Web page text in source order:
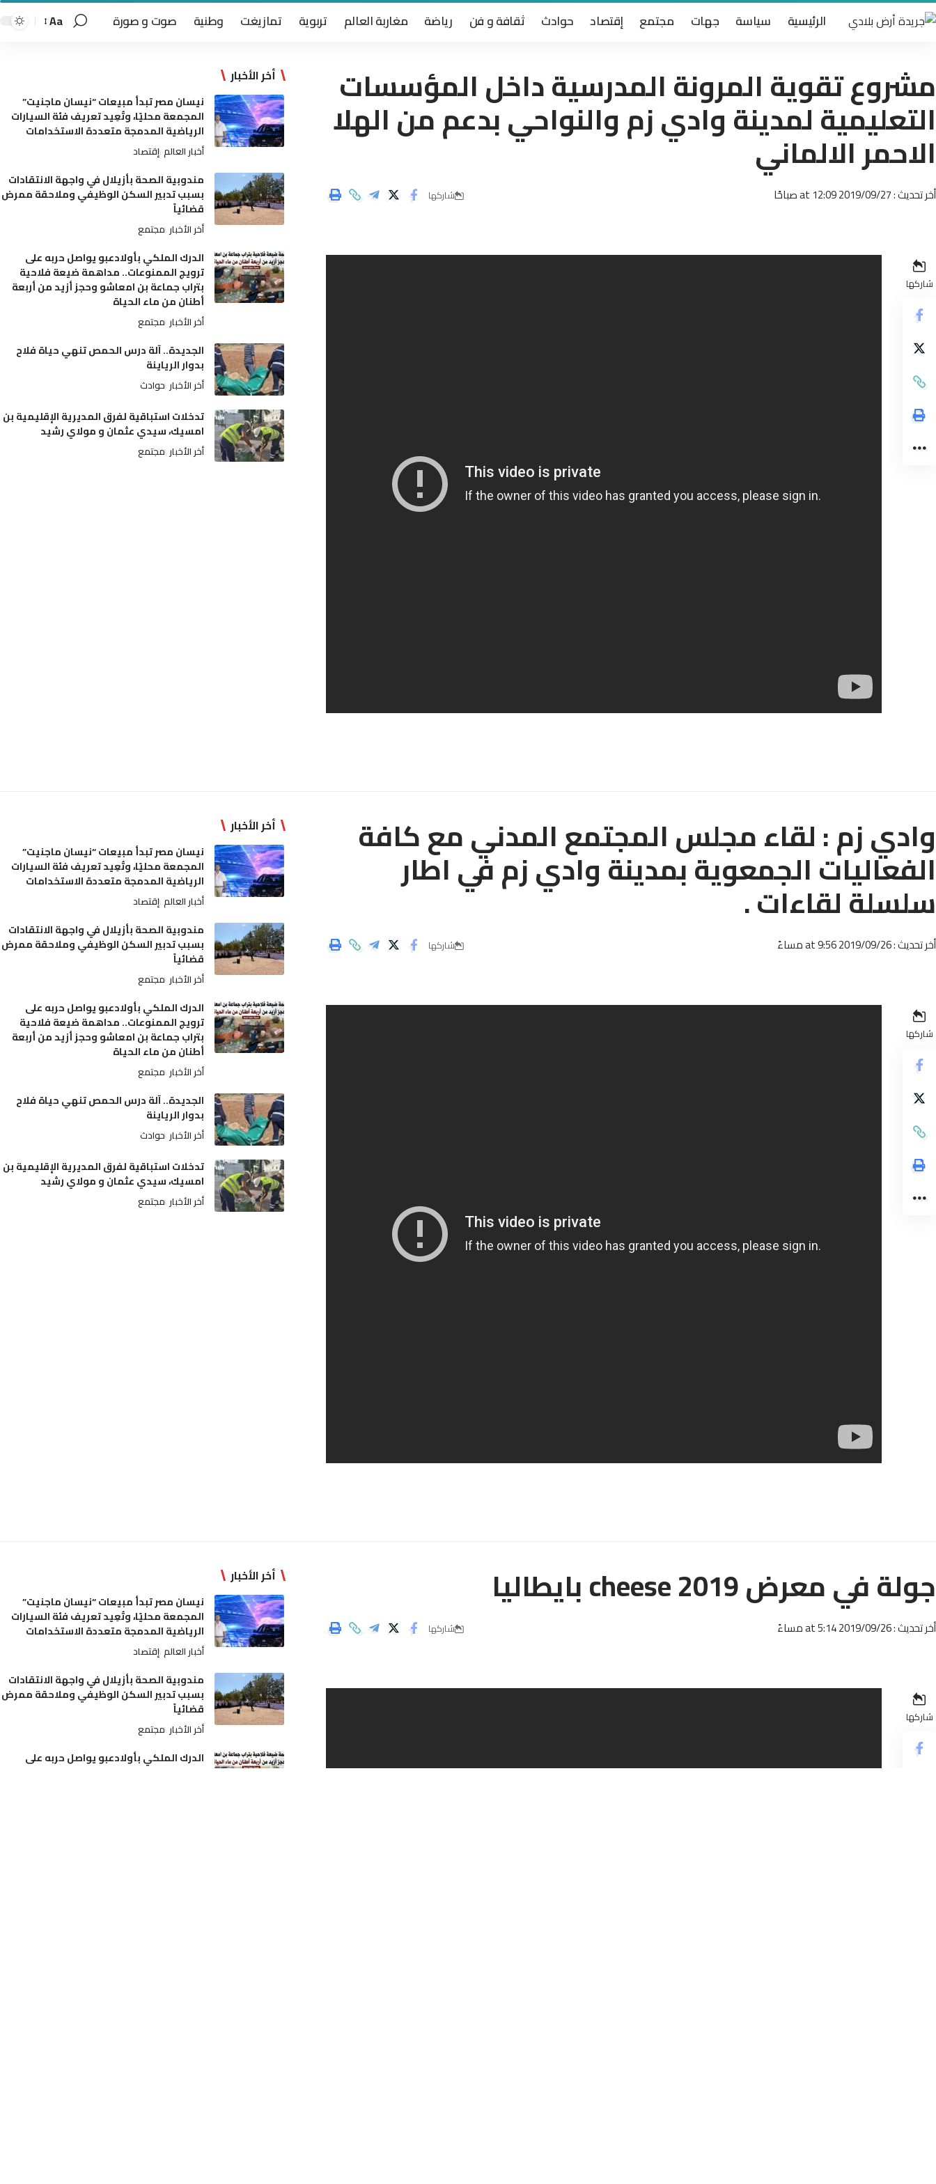
الرئيسية سياسة جهات مجتمع إقتصاد حوادث ثقافة و فن رياضة مغاربة العالم تربوية تمازيغت وطنية صوت و صورة Aa
مشروع تقوية المرونة المدرسية داخل المؤسسات
التعليمية لمدينة وادي زم والنواحي بدعم من الهلا
الاحمر الالماني
أخر تحديث : 2019/09/27 at 12:09 صباحًا شاركها
شاركها
أخر الأخبار
نيسان مصر تبدأ مبيعات “نيسان ماجنيت”
المجمعة محليًا، وتُعِيد تعريف فئة السيارات
الرياضية المدمجة متعددة الاستخدامات
أخبار العالم إقتصاد
مندوبية الصحة بأزيلال في واجهة الانتقادات
بسبب تدبير السكن الوظيفي وملاحقة ممرض
قضائياً
أخر الأخبار مجتمع
الدرك الملكي بأولادعبو يواصل حربه على
ترويج الممنوعات.. مداهمة ضيعة فلاحية
بتراب جماعة بن امعاشو وحجز أزيد من أربعة
أطنان من ماء الحياة
أخر الأخبار مجتمع
الجديدة.. آلة درس الحمص تنهي حياة فلاح
بدوار الرياينة
أخر الأخبار حوادث
تدخلات استباقية لفرق المديرية الإقليمية بن
امسيك، سيدي عثمان و مولاي رشيد
أخر الأخبار مجتمع
وادي زم : لقاء مجلس المجتمع المدني مع كافة
الفعاليات الجمعوية بمدينة وادي زم في اطار
سلسلة لقاءات .
أخر تحديث : 2019/09/26 at 9:56 مساءً شاركها
شاركها
أخر الأخبار
نيسان مصر تبدأ مبيعات “نيسان ماجنيت”
المجمعة محليًا، وتُعِيد تعريف فئة السيارات
الرياضية المدمجة متعددة الاستخدامات
أخبار العالم إقتصاد
مندوبية الصحة بأزيلال في واجهة الانتقادات
بسبب تدبير السكن الوظيفي وملاحقة ممرض
قضائياً
أخر الأخبار مجتمع
الدرك الملكي بأولادعبو يواصل حربه على
ترويج الممنوعات.. مداهمة ضيعة فلاحية
بتراب جماعة بن امعاشو وحجز أزيد من أربعة
أطنان من ماء الحياة
أخر الأخبار مجتمع
الجديدة.. آلة درس الحمص تنهي حياة فلاح
بدوار الرياينة
أخر الأخبار حوادث
تدخلات استباقية لفرق المديرية الإقليمية بن
امسيك، سيدي عثمان و مولاي رشيد
أخر الأخبار مجتمع
جولة في معرض 2019 cheese بايطاليا
أخر تحديث : 2019/09/26 at 5:14 مساءً شاركها
شاركها
أخر الأخبار
نيسان مصر تبدأ مبيعات “نيسان ماجنيت”
المجمعة محليًا، وتُعِيد تعريف فئة السيارات
الرياضية المدمجة متعددة الاستخدامات
أخبار العالم إقتصاد
مندوبية الصحة بأزيلال في واجهة الانتقادات
بسبب تدبير السكن الوظيفي وملاحقة ممرض
قضائياً
أخر الأخبار مجتمع
الدرك الملكي بأولادعبو يواصل حربه على
ترويج الممنوعات.. مداهمة ضيعة فلاحية